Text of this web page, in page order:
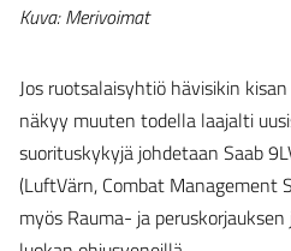
Kuva: Merivoimat
Jos ruotsalaisyhtiö hävisikin
näkyy muuten todella laajalti
suorituskykyjä johdetaan Saab
(LuftVärn, Combat Management
myös Rauma- ja